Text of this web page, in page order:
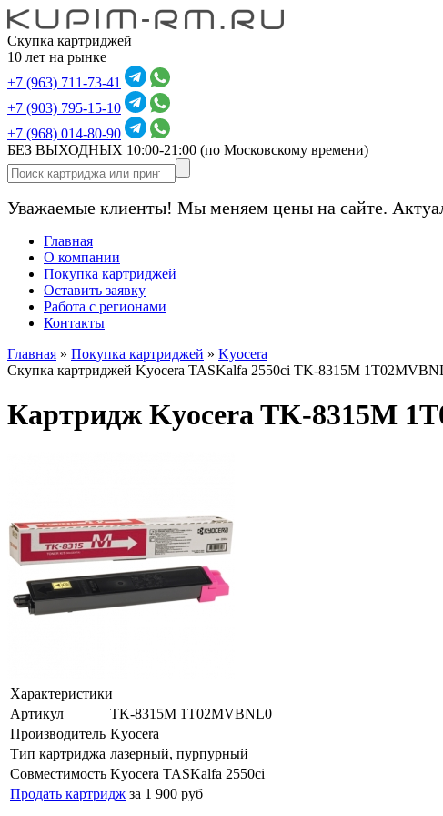
Скупка картриджей
10 лет на рынке
+7 (963) 711-73-41
+7 (903) 795-15-10
+7 (968) 014-80-90
БЕЗ ВЫХОДНЫХ 10:00-21:00 (по Московскому времени)
Уважаемые клиенты! Мы меняем цены на сайте.
Главная
О компании
Покупка картриджей
Оставить заявку
Работа с регионами
Контакты
Главная » Покупка картриджей » Kyocera
Скупка картриджей Kyocera TASKalfa 2550ci TK-8315M
Картридж Kyocera TK-8315M
Характеристики
Артикул
TK-8315M 1T02MVBNL0
Производитель Kyocera
Тип картриджа лазерный, пурпурный
Совместимость Kyocera TASKalfa 2550ci
Продать картридж за 1 900 руб